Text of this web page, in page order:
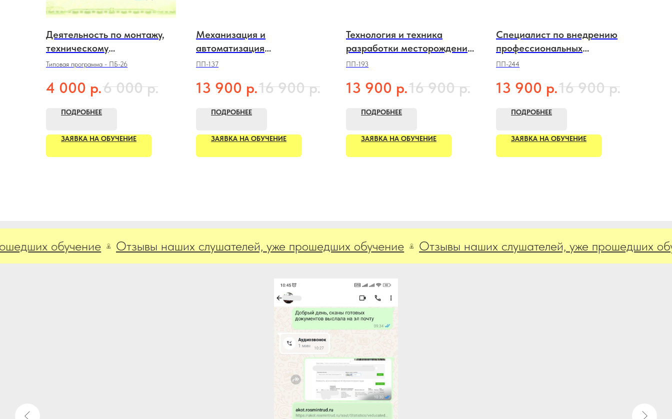
Деятельность по монтажу,
техническому
обслуживанию и ремонту
пожарной безопасности
также их проектированию
Типовая программа - ПБ-26
4 000 р.6 000 р.
ПОДРОБНЕЕ
ЗАЯВКА НА ОБУЧЕНИЕ
Механизация и
автоматизация
строительства
ПП-137
13 900 р.16 900 р.
ПОДРОБНЕЕ
ЗАЯВКА НА ОБУЧЕНИЕ
Технология и техника
разработки месторождений
полезных ископаемых
ПП-193
13 900 р.16 900 р.
ПОДРОБНЕЕ
ЗАЯВКА НА ОБУЧЕНИЕ
Специалист по внедрению
профессиональных
стандартов в организации
ПП-244
13 900 р.16 900 р.
ПОДРОБНЕЕ
ЗАЯВКА НА ОБУЧЕНИЕ
обучение Отзывы наших слушателей, уже прошедших обучение Отзывы наших слушателей, уже прошедших